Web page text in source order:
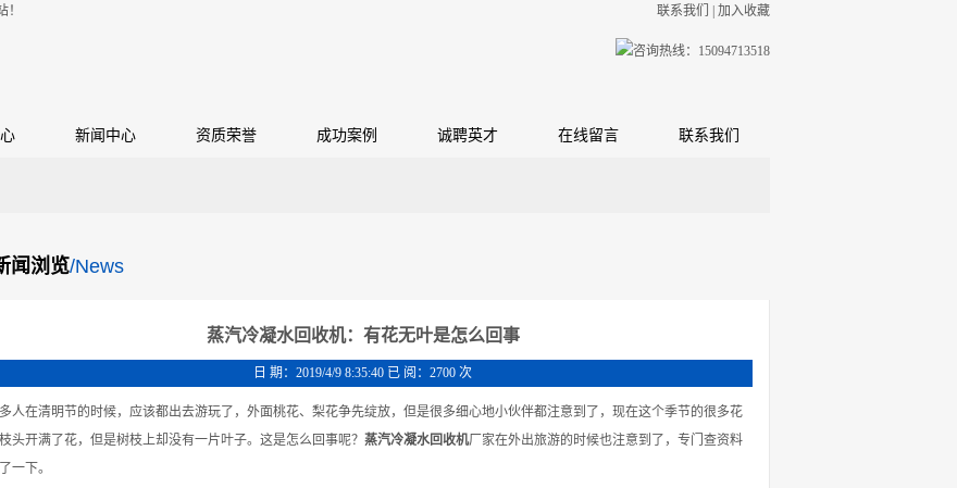
联系我们 加入收藏
新闻中心 资质荣誉 成功案例 诚聘英才 在线留言 联系我们
闻浏览/News
蒸汽冷凝水回收机：有花无叶是怎么回事
日 期：2019/4/9 8:35:40 已 阅：2700 次
人在清明节的时候，应该都出去游玩了，外面桃花、梨花争先绽放，但是很多细心地小伙伴都注意到了，现在这个季节的很多花
头开满了花，但是树枝上却没有一片叶子。这是怎么回事呢？ 蒸汽冷凝水回收机厂家在外出旅游的时候也注意到了，专门查资料
一下。